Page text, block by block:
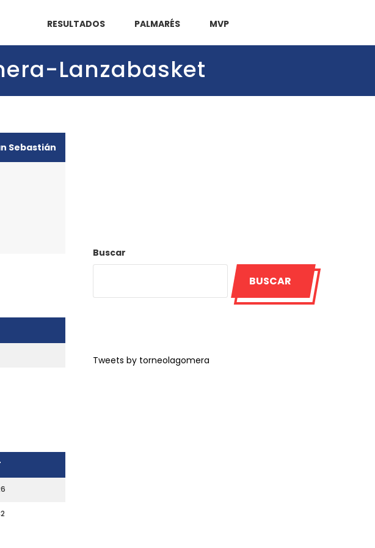
RESULTADOS PALMARÉS MVP
Lanzabasket
Sebastián
Buscar
BUSCAR
Tweets by torneolagomera